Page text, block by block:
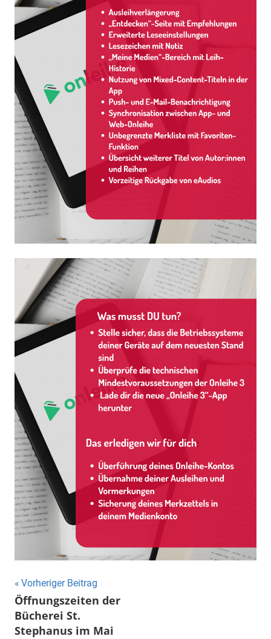
Beitragsnavigation
Vorheriger Beitrag
Öffnungszeiten der
Bücherei St.
Stephanus im Mai